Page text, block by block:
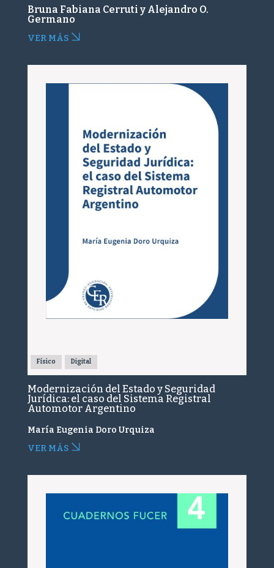
Bruna Fabiana Cerruti y Alejandro O.
Germano
VER MÁS
Físico Digital
Modernización del Estado y Seguridad
Jurídica: el caso del Sistema Registral
Automotor Argentino
María Eugenia Doro Urquiza
VER MÁS